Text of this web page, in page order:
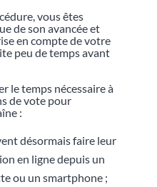
vous êtes
de son avancée et
en compte de votre
peu de temps avant
le temps nécessaire à
de vote pour
:
désormais faire leur
en ligne depuis un
ou un smartphone ;